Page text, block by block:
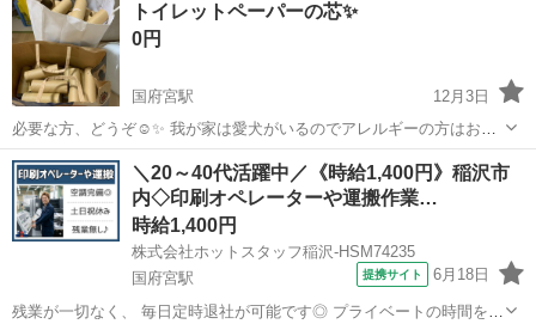
お引き取りいただけましたら多少お安くします。 海釣り 釣竿 釣り
トイレットペーパーの芯✨
0円
国府宮駅
12月3日
必要な方、どうぞ☺️✨ 我が家は愛犬がいるのでアレルギーの方はお気
をつけください。
愛知 稲沢市 国府宮駅 その他 トイレットペーパー
＼20～40代活躍中／《時給1,400円》稲沢市
内◇印刷オペレーターや運搬作業…
時給1,400円
株式会社ホットスタッフ稲沢-HSM74235
国府宮駅
提携サイト 6月18日
残業が一切なく、 毎日定時退社が可能です◎ プライベートの時間をし